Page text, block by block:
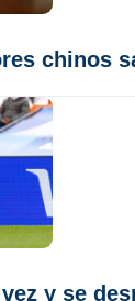
chinos
y se